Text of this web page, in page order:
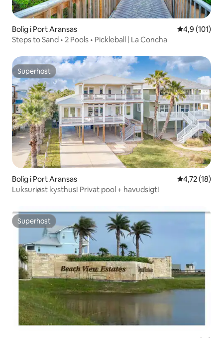
Bolig i Port Aransas 4,9 ud af 5 i
4,9 (101)
Steps to Sand • 2 Pools • Pickleball | La Concha
Superhost
Superhost
Bolig i Port Aransas 4,72 ud af 5
4,72 (18)
Luksuriøst kysthus! Privat pool + havudsigt!
Superhost
Superhost